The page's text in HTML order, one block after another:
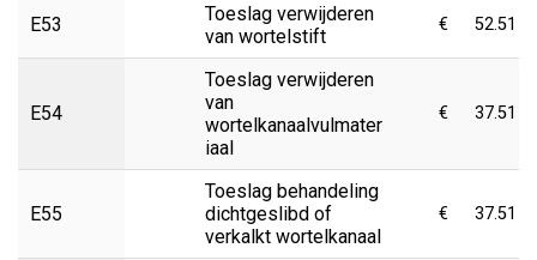
E53
Toeslag verwijderen
van wortelstift
€ 52.51
E54
Toeslag verwijderen
van
wortelkanaalvulmater
iaal
€ 37.51
E55
Toeslag behandeling
dichtgeslibd of
verkalkt wortelkanaal
€ 37.51